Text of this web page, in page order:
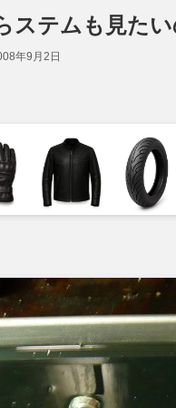
ステムも見た
年9月2日